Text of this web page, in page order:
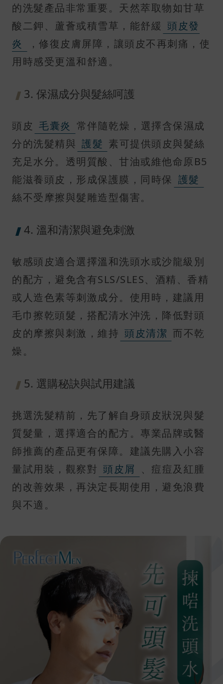
的洗髮產品非常重要。天然萃取物如甘草
酸二鉀、蘆薈或積雪草，能舒緩 頭皮發
炎
，修復皮膚屏障，讓頭皮不再刺痛，使
用時感受更溫和舒適。
3. 保濕成分與髮絲呵護
頭皮 毛囊炎 常伴隨乾燥，選擇含保濕成
分的洗髮精與 護髮 素可提供頭皮與髮絲
充足水分。透明質酸、甘油或維他命原B5
能滋養頭皮，形成保護膜，同時保 護髮
絲不受摩擦與髮雕造型傷害。
4. 溫和清潔與避免刺激
敏感頭皮適合選擇溫和洗頭水或沙龍級別
的配方，避免含有SLS/SLES、酒精、香精
或人造色素等刺激成分。使用時，建議用
毛巾擦乾頭髮，搭配清水沖洗，降低對頭
皮的摩擦與刺激，維持 頭皮清潔 而不乾
燥。
5. 選購秘訣與試用建議
挑選洗髮精前，先了解自身頭皮狀況與髮
質髮量，選擇適合的配方。專業品牌或醫
師推薦的產品更有保障。建議先購入小容
量試用裝，觀察對 頭皮屑
、痘痘及紅腫
的改善效果，再決定長期使用，避免浪費
與不適。